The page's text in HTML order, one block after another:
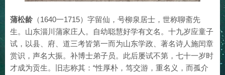
蒲松龄 （1640一1715）字留仙，号柳泉居士，世称聊斋先
生。山东淄川蒲家庄人。自幼聪慧好学有文名。十九岁应童子
试，以县、府、道三考皆第一而为山东学政、著名诗人施闰章
赏识，声名大振。补博士弟子员。此后屡试不第，七十一岁时
才成为贡生。旧志称其：“性厚朴，笃交游，重名义，而孤介